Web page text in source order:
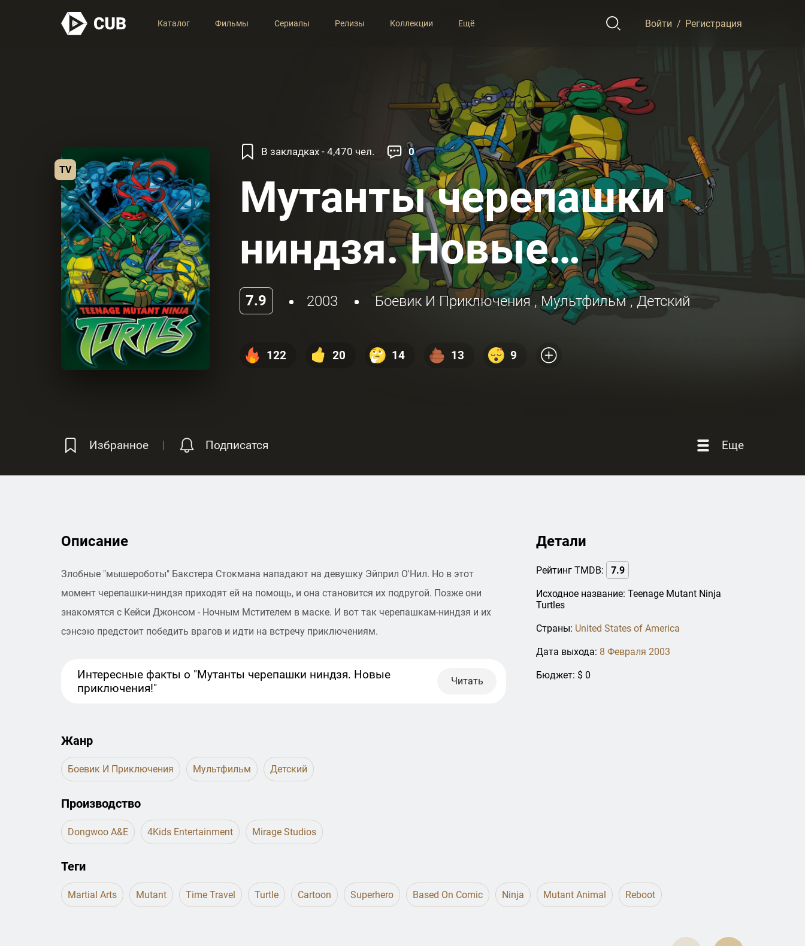
Каталог Фильмы Сериалы Релизы Коллекции Ещё Войти / Регистрация
TV
В закладках - 4,470 чел. 0
Мутанты черепашки
ниндзя. Новые
приключения!
7.9 2003 Боевик И Приключения , Мультфильм ,Детский
122 20 14 13 9
Избранное Подписатся Еще
Описание
Злобные "мышероботы" Бакстера Стокмана нападают на девушку Эйприл О'Нил. Но в этот
момент черепашки-ниндзя приходят ей на помощь, и она становится их подругой. Позже они
знакомятся с Кейси Джонсом - Ночным Мстителем в маске. И вот так черепашкам-ниндзя и их
сэнсэю предстоит победить врагов и идти на встречу приключениям.
Интересные факты о "Мутанты черепашки ниндзя. Новые
приключения!"
Читать
Детали
Рейтинг TMDB: 7.9
Исходное название: Teenage Mutant Ninja
Turtles
Страны: United States of America
Дата выхода: 8 Февраля 2003
Бюджет: $ 0
Жанр
Боевик И Приключения Мультфильм Детский
Производство
Dongwoo A&E 4Kids Entertainment Mirage Studios
Теги
Martial Arts Mutant Time Travel Turtle Cartoon Superhero Based On Comic Ninja Mutant Animal Reboot